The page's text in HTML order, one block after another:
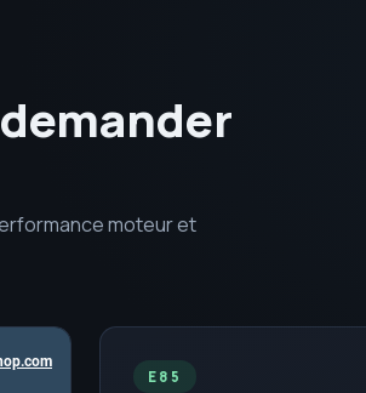
moteur et
E85